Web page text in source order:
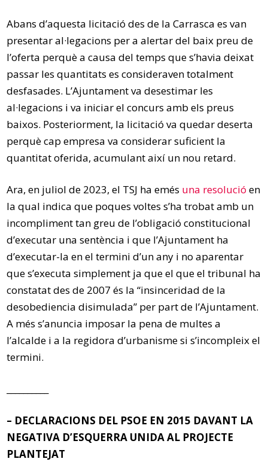
Abans d’aquesta licitació des de la Carrasca es van
presentar al·legacions per a alertar del baix preu de
l’oferta perquè a causa del temps que s’havia deixat
passar les quantitats es consideraven totalment
desfasades. L’Ajuntament va desestimar les
al·legacions i va iniciar el concurs amb els preus
baixos. Posteriorment, la licitació va quedar deserta
perquè cap empresa va considerar suficient la
quantitat oferida, acumulant així un nou retard.
Ara, en juliol de 2023, el TSJ ha emés una resolució en
la qual indica que poques voltes s’ha trobat amb un
incompliment tan greu de l’obligació constitucional
d’executar una sentència i que l’Ajuntament ha
d’executar-la en el termini d’un any i no aparentar
que s’executa simplement ja que el que el tribunal ha
constatat des de 2007 és la “insinceridad de la
desobediencia disimulada” per part de l’Ajuntament.
A més s’anuncia imposar la pena de multes a
l’alcalde i a la regidora d’urbanisme si s’incompleix el
termini.
– DECLARACIONS DEL PSOE EN 2015 DAVANT LA
NEGATIVA D’ESQUERRA UNIDA AL PROJECTE
PLANTEJAT